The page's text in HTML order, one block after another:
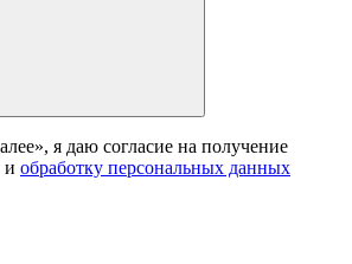
я даю согласие на получение
и обработку персональных данных